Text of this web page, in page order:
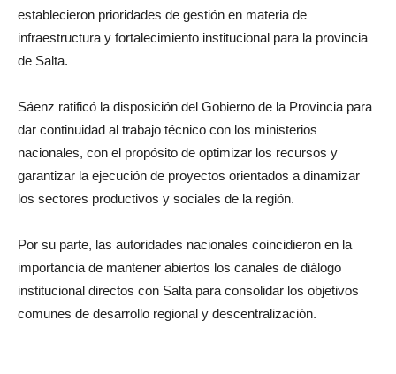
establecieron prioridades de gestión en materia de
infraestructura y fortalecimiento institucional para la provincia
de Salta.
Sáenz ratificó la disposición del Gobierno de la Provincia para
dar continuidad al trabajo técnico con los ministerios
nacionales, con el propósito de optimizar los recursos y
garantizar la ejecución de proyectos orientados a dinamizar
los sectores productivos y sociales de la región.
Por su parte, las autoridades nacionales coincidieron en la
importancia de mantener abiertos los canales de diálogo
institucional directos con Salta para consolidar los objetivos
comunes de desarrollo regional y descentralización.